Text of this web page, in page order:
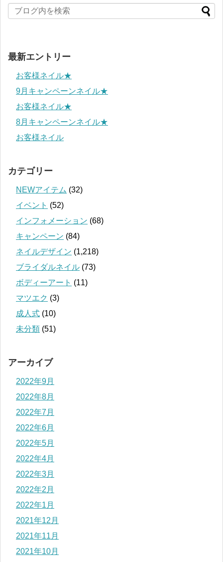
最新エントリー
お客様ネイル★
9月キャンペーンネイル★
お客様ネイル★
8月キャンペーンネイル★
お客様ネイル
カテゴリー
NEWアイテム (32)
イベント (52)
インフォメーション (68)
キャンペーン (84)
ネイルデザイン (1,218)
ブライダルネイル (73)
ボディーアート (11)
マツエク (3)
成人式 (10)
未分類 (51)
アーカイブ
2022年9月
2022年8月
2022年7月
2022年6月
2022年5月
2022年4月
2022年3月
2022年2月
2022年1月
2021年12月
2021年11月
2021年10月